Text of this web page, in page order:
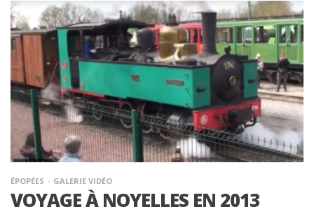
ÉPOPÉES GALERIE VIDÉO
VOYAGE À NOYELLES EN 2013